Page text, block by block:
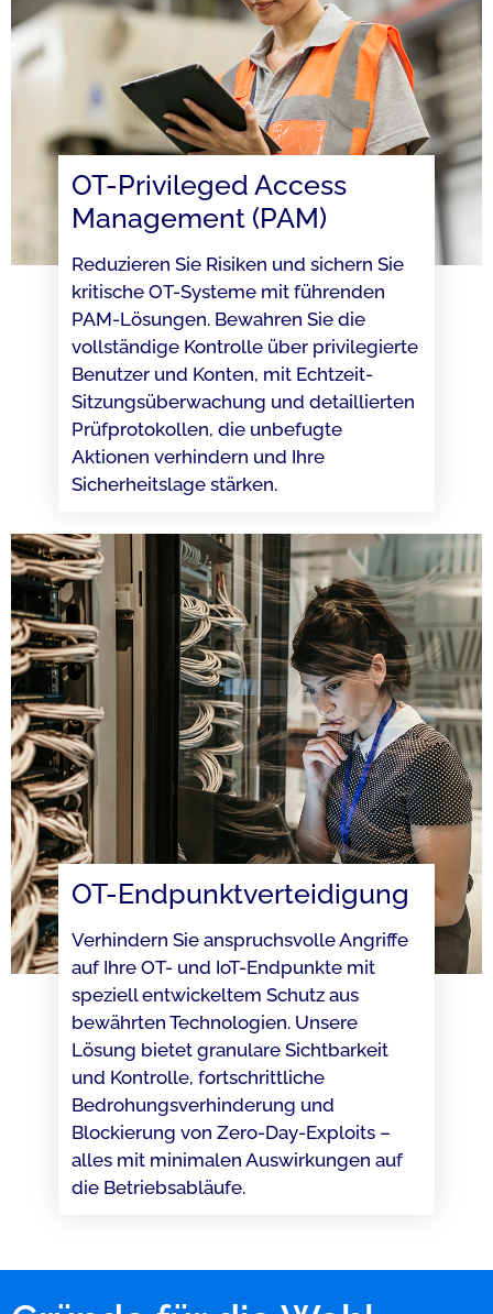
OT-Privileged Access
Management (PAM)​
Reduzieren Sie Risiken und sichern Sie
kritische OT-Systeme mit führenden
PAM-Lösungen. Bewahren Sie die
vollständige Kontrolle über privilegierte
Benutzer und Konten, mit Echtzeit-
Sitzungsüberwachung und detaillierten
Prüfprotokollen, die unbefugte
Aktionen verhindern und Ihre
Sicherheitslage stärken.
OT-Endpunktverteidigung​
Verhindern Sie anspruchsvolle Angriffe
auf Ihre OT- und IoT-Endpunkte mit
speziell entwickeltem Schutz aus
bewährten Technologien. Unsere
Lösung bietet granulare Sichtbarkeit
und Kontrolle, fortschrittliche
Bedrohungsverhinderung und
Blockierung von Zero-Day-Exploits –
alles mit minimalen Auswirkungen auf
die Betriebsabläufe.